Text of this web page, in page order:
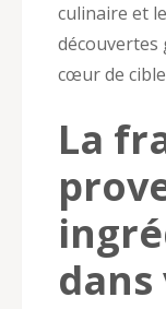
culinaire et
cœur de
La